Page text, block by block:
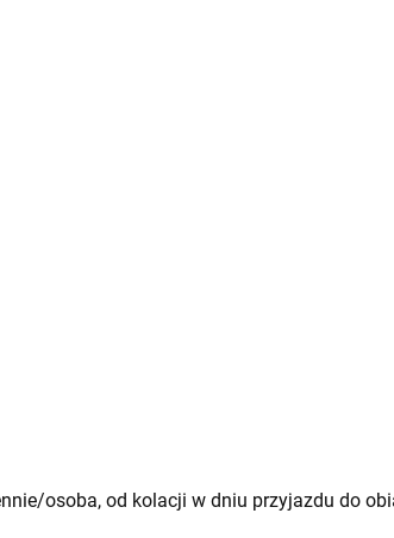
osoba, od kolacji w dniu przyjazdu do